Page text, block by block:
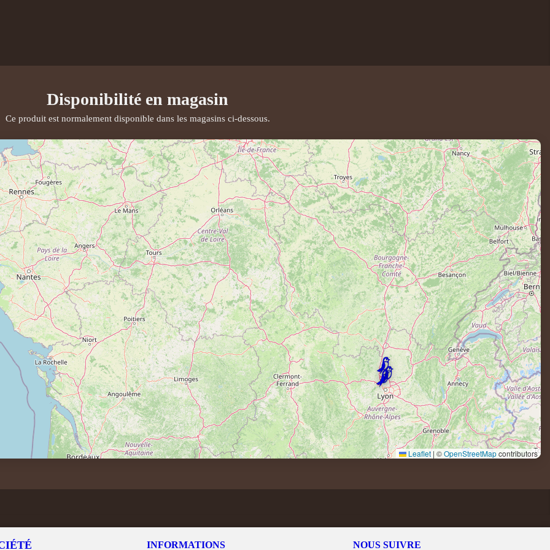
Disponibilité en magasin
Ce produit est normalement disponible dans les magasins ci-dessous.
Leaflet | ©OpenStreetMapcontributors
INFORMATIONS NOUS SUIVRE